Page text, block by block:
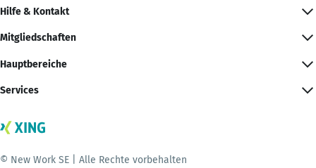
Hilfe & Kontakt
Mitgliedschaften
Hauptbereiche
Services
© New Work SE | Alle Rechte vorbehalten